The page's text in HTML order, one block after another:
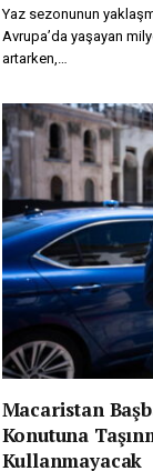
Yaz sezonunun
Avrupa’da yaşayan
artarken,…
Macaristan
Konutuna
Kullanmayacak